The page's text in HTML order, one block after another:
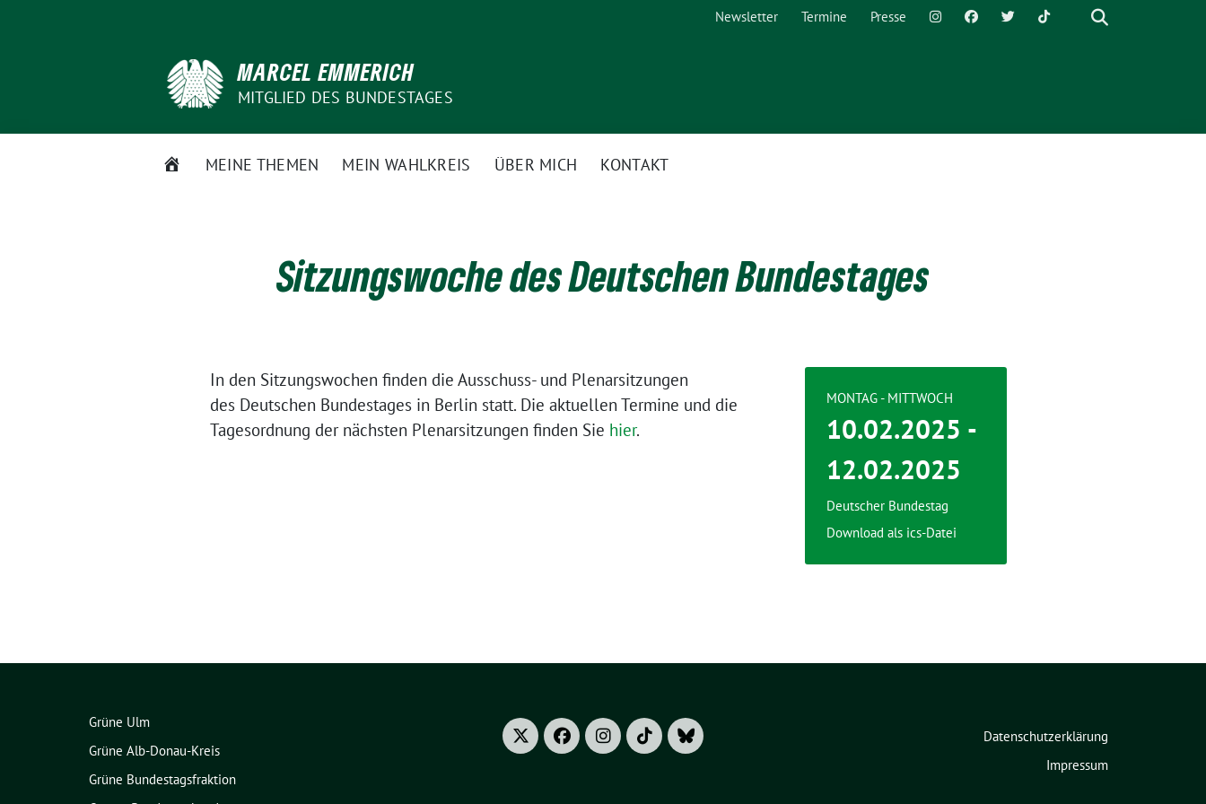
Newsletter Termine Presse
MARCEL EMMERICH
MITGLIED DES BUNDESTAGES
STARTSEITE
MEINE THEMEN MEIN WAHLKREIS ÜBER MICH KONTAKT
Sitzungswoche des Deutschen Bundestages
In den Sitzungswochen finden die Ausschuss- und Plenarsitzungen
des Deutschen Bundestages in Berlin statt. Die aktuellen Termine und die
Tagesordnung der nächsten Plenarsitzungen finden Sie hier.
MONTAG - MITTWOCH
10.02.2025 -
12.02.2025
Deutscher Bundestag
Download als ics-Datei
Grüne Ulm
Grüne Alb-Donau-Kreis
Grüne Bundestagsfraktion
Datenschutzerklärung
Impressum